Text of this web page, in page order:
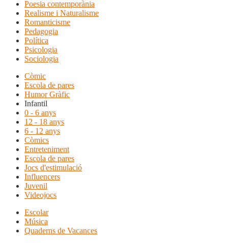
Poesia contemporània
Realisme i Naturalisme
Romanticisme
Pedagogia
Política
Psicologia
Sociologia
Còmic
Escola de pares
Humor Gràfic
Infantil
0 - 6 anys
12 - 18 anys
6 - 12 anys
Còmics
Entreteniment
Escola de pares
Jocs d'estimulació
Influencers
Juvenil
Videojocs
Escolar
Música
Quaderns de Vacances